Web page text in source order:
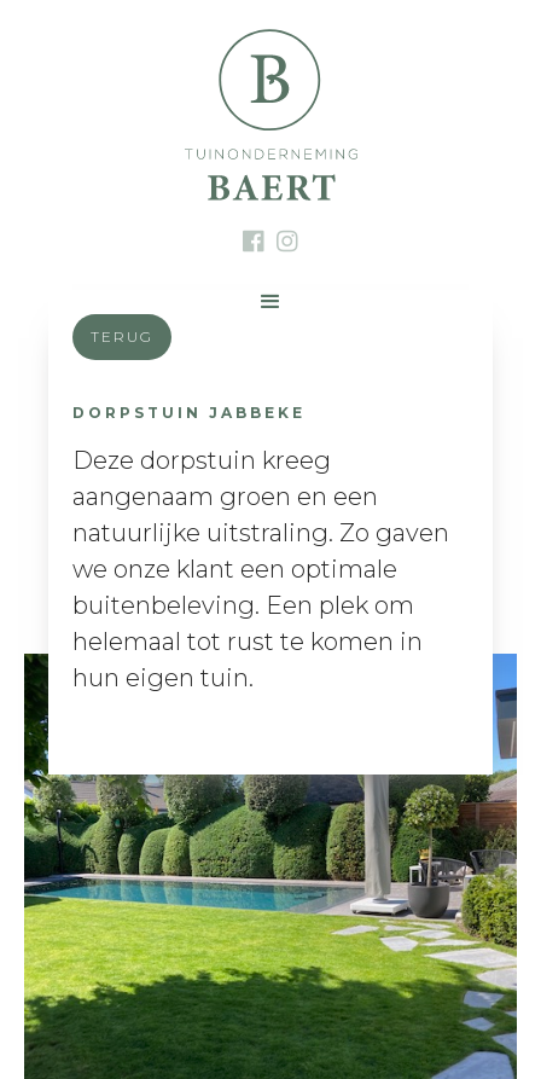
 
TERUG
DORPSTUIN JABBEKE
Deze dorpstuin kreeg
aangenaam groen en een
natuurlijke uitstraling. Zo gaven
we onze klant een optimale
buitenbeleving. Een plek om
helemaal tot rust te komen in
hun eigen tuin.